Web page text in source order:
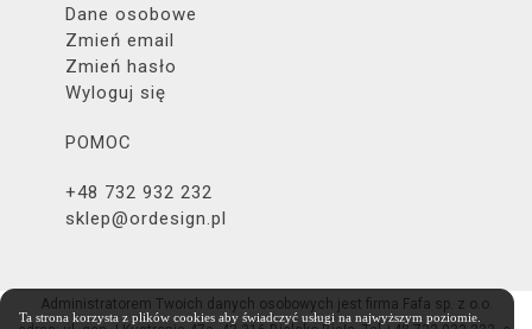
Dane osobowe
Zmień email
Zmień hasło
Wyloguj się
POMOC
+48 732 932 232
sklep@ordesign.pl
Administratorem Twoich danych osobowych jest firma Fafa sp. z o.o.
Ta strona korzysta z plików cookies aby świadczyć usługi na najwyższym poziomie.